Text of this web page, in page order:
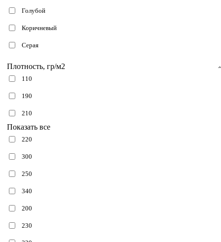
Голубой
Коричневый
Серая
Плотность, гр/м2
110
190
210
Показать все
220
300
250
340
200
230